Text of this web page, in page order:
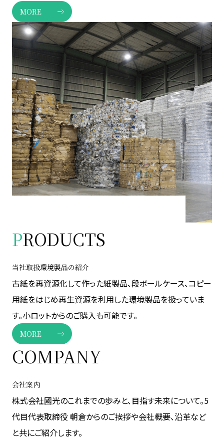
MORE
PRODUCTS
当社取扱環境製品の紹介
古紙を再資源化して作った紙製品、段ボールケース、コピー
用紙をはじめ再生資源を利用した環境製品を扱っていま
す。小ロットからのご購入も可能です。
MORE
COMPANY
会社案内
株式会社國光のこれまでの歩みと、目指す未来について。5
代目代表取締役 朝倉からのご挨拶や会社概要、沿革など
と共にご紹介します。